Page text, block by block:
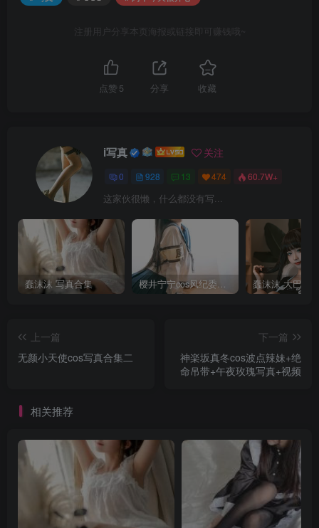
注册用户分享本页海报或链接即可赚钱哦~
点赞 5 分享 收藏
i写真 关注
0 928 13 474 60.7W+
这家伙很懒，什么都没有写...
蠢沫沫 写真合集 樱井宁宁cos风纪委员写真套图
上一篇
无颜小天使cos写真合集二
下一篇
神楽坂真冬cos波点辣妹+绝
命吊带+午夜玫瑰写真+视频
相关推荐